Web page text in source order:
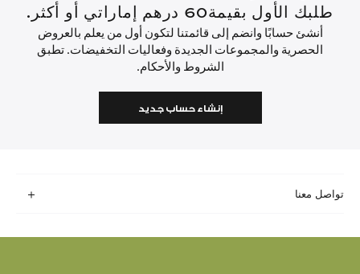
طلبك الأول بقيمة60 درهم إماراتي أو أكثر.
أنشئ حسابًا وانضم إلى قائمتنا لتكون أول من يعلم بالعروض
الحصرية والمجموعات الجديدة وفعاليات التخفيضات. تطبق
الشروط والأحكام.
إنشاء حساب جديد
تواصل معنا